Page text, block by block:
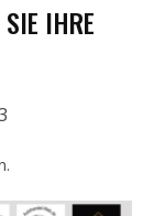
IHRE